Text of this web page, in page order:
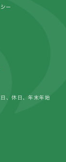
ー
、休日、年末年始